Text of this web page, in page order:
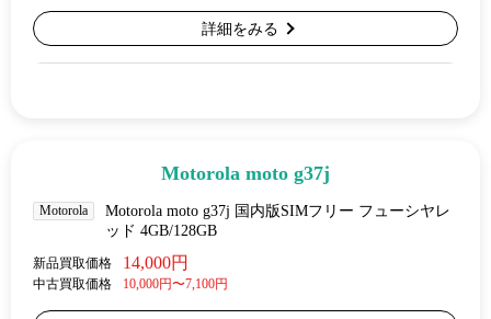
詳細をみる
Motorola moto g37j
Motorola
Motorola moto g37j 国内版SIMフリー フューシヤレ
ッド 4GB/128GB
新品買取価格 14,000円
中古買取価格 10,000円〜7,100円